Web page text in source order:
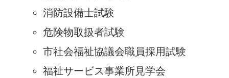
消防設備士試験
危険物取扱者試験
市社会福祉協議会職員採用試験
福祉サービス事業所見学会